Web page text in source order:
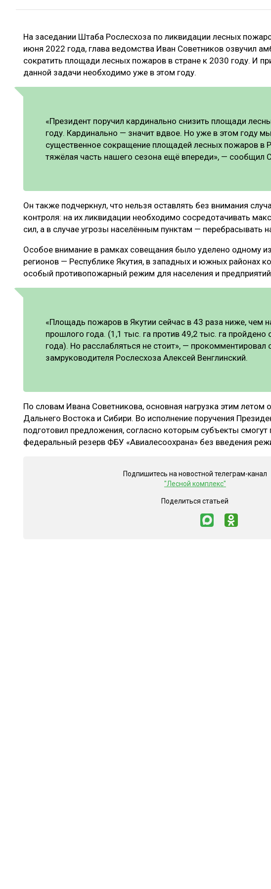
ПРОИЗВОДСТВО ДРЕВЕСНЫХ ПЛИТ
ЦБП
На заседании Штаба Рослесхоза по ликвидации лесных
июня 2022 года, глава ведомства Иван Советников озвучил
сократить площади лесных пожаров в стране к 2030 году. И
данной задачи необходимо уже в этом году.
«Президент поручил кардинально снизить площади
году. Кардинально — значит вдвое. Но уже в этом году
существенное сокращение площадей лесных пожаров в
тяжёлая часть нашего сезона ещё впереди», — сообщил
Он также подчеркнул, что нельзя оставлять без внимания
контроля: на их ликвидации необходимо сосредотачивать
сил, а в случае угрозы населённым пунктам — перебрасывать
Особое внимание в рамках совещания было уделено одному
регионов — Республике Якутия, в западных и южных районах
особый противопожарный режим для населения и
«Площадь пожаров в Якутии сейчас в 43 раза ниже, чем
прошлого года. (1,1 тыс. га против 49,2 тыс. га пройдено
года). Но расслабляться не стоит», — прокомментировал
замруководителя Рослесхоза Алексей Венглинский.
По словам Ивана Советникова, основная нагрузка этим летом
Дальнего Востока и Сибири. Во исполнение поручения
подготовил предложения, согласно которым субъекты смогут
федеральный резерв ФБУ «Авиалесоохрана» без введения
Подпишитесь на новостной телеграм-канал
"Лесной комплекс"
Поделиться статьей